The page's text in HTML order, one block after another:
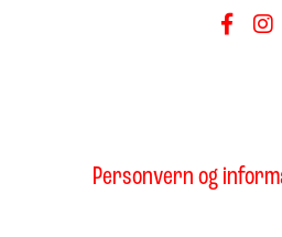
Personvern og